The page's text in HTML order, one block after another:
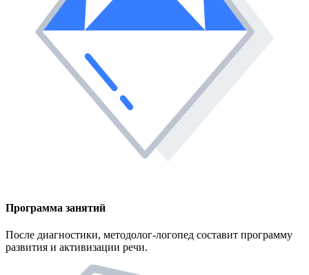
Программа занятий
После диагностики, методолог-логопед составит программу
развития и активизации речи.